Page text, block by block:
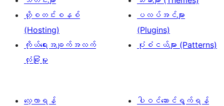
ဟို့စတင်းစနစ်
(Hosting)
ကိုယ်ရေးအချက်အလက်
လုံခြုံမှု
ပလပ်အင်များ
(Plugins)
ပုံစံငယ်များ (Patterns)
လေ့လာရန်
ပါဝင်ဆောင်ရွက်ရန်